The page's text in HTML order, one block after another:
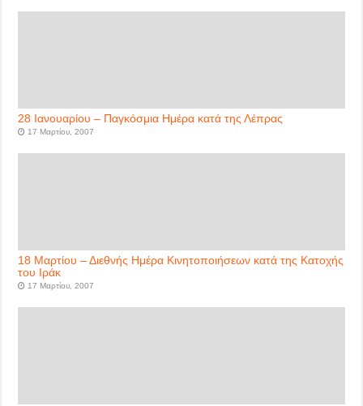
28 Ιανουαρίου – Παγκόσμια Ημέρα κατά της Λέπρας
17 Μαρτίου, 2007
18 Μαρτίου – Διεθνής Ημέρα Κινητοποιήσεων κατά της Κατοχής
του Ιράκ
17 Μαρτίου, 2007